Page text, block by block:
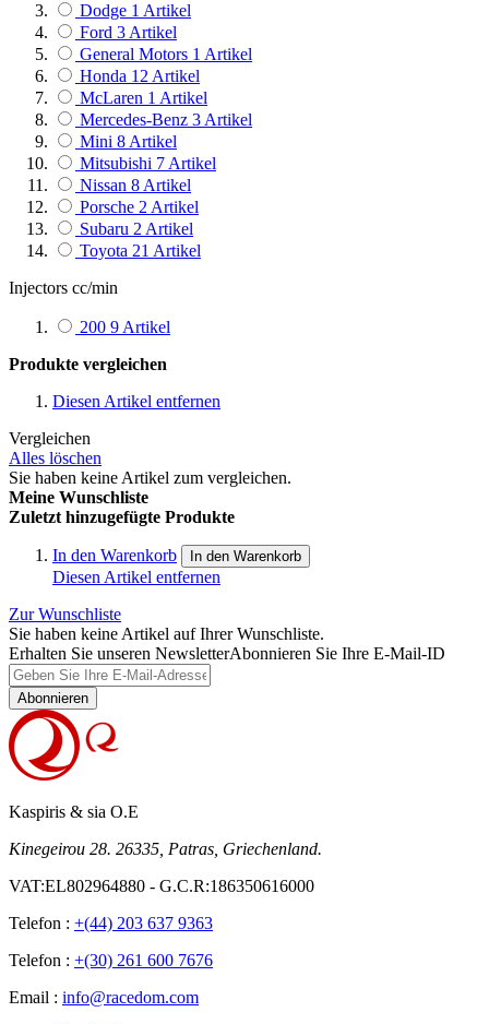
Dodge 1 Artikel
Ford 3 Artikel
General Motors 1 Artikel
Honda 12 Artikel
McLaren 1 Artikel
Mercedes-Benz 3 Artikel
Mini 8 Artikel
Mitsubishi 7 Artikel
Nissan 8 Artikel
Porsche 2 Artikel
Subaru 2 Artikel
Toyota 21 Artikel
Injectors cc/min
200 9 Artikel
Produkte vergleichen
Diesen Artikel entfernen
Vergleichen
Alles löschen
Sie haben keine Artikel zum vergleichen.
Meine Wunschliste
Zuletzt hinzugefügte Produkte
In den Warenkorb In den Warenkorb
Diesen Artikel entfernen
Zur Wunschliste
Sie haben keine Artikel auf Ihrer Wunschliste.
Erhalten Sie unseren NewsletterAbonnieren Sie Ihre E-Mail-ID
Abonnieren
Kaspiris & sia O.E
Kinegeirou 28. 26335, Patras, Griechenland.
VAT:EL802964880 - G.C.R:186350616000
Telefon : +(44) 203 637 9363
Telefon : +(30) 261 600 7676
Email : info@racedom.com